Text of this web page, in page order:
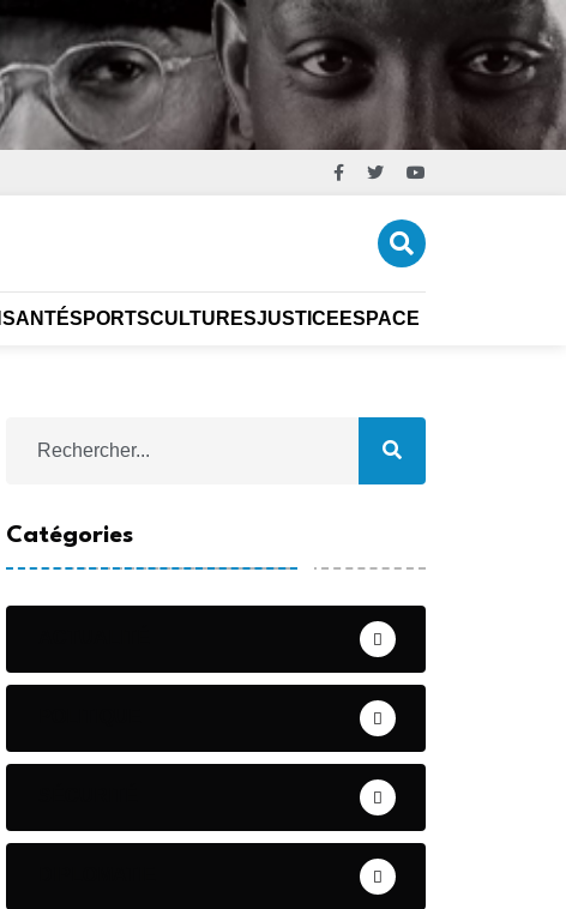
SANTÉSPORTSCULTURESJUSTICE ESPACE ÉCO
Catégories